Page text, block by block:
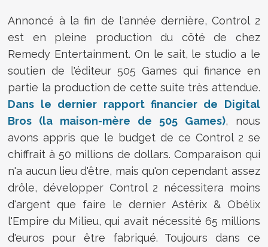
Annoncé à la fin de l'année dernière, Control 2
est en pleine production du côté de chez
Remedy Entertainment. On le sait, le studio a le
soutien de l'éditeur 505 Games qui finance en
partie la production de cette suite très attendue.
Dans le dernier rapport financier de Digital
Bros (la maison-mère de 505 Games), nous
avons appris que le budget de ce Control 2 se
chiffrait à 50 millions de dollars. Comparaison qui
n'a aucun lieu d'être, mais qu'on cependant assez
drôle, développer Control 2 nécessitera moins
d'argent que faire le dernier Astérix & Obélix
l'Empire du Milieu, qui avait nécessité 65 millions
d'euros pour être fabriqué. Toujours dans ce